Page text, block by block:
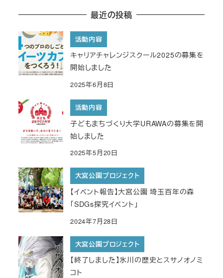
最近の投稿
活動内容
キャリアチャレンジスクール2025の募集を
開始しました
2025年6月8日
活動内容
子どもまちづくり大学URAWAの募集を開
始しました
2025年5月20日
大宮公園プロジェクト
【イベント報告】大宮公園 埼玉百年の森
「SDGs探究イベント」
2024年7月28日
大宮公園プロジェクト
【終了しました】氷川の歴史とスサノオノミ
コト